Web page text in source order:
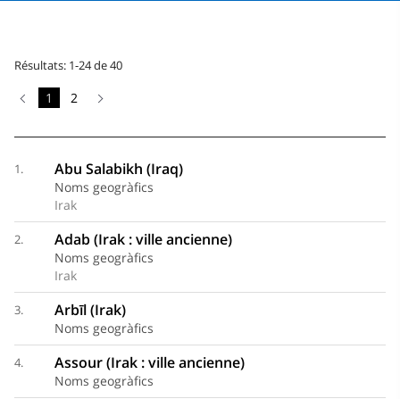
Résultats: 1-24 de 40
1 2
1. Abu Salabikh (Iraq)
Noms geogràfics
Irak
2. Adab (Irak : ville ancienne)
Noms geogràfics
Irak
3. Arbīl (Irak)
Noms geogràfics
4. Assour (Irak : ville ancienne)
Noms geogràfics